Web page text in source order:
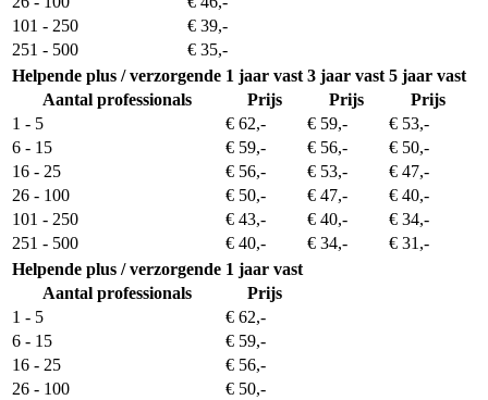
101 - 250
€ 39,-
251 - 500
€ 35,-
Helpende plus / verzorgende 1 jaar vast 3 jaar vast 5 jaar vast
Aantal professionals
Prijs Prijs
Prijs
1 - 5
€ 62,- € 59,-
€ 53,-
6 - 15
€ 59,- € 56,-
€ 50,-
16 - 25
€ 56,- € 53,-
€ 47,-
26 - 100
€ 50,- € 47,-
€ 40,-
101 - 250
€ 43,- € 40,-
€ 34,-
251 - 500
€ 40,- € 34,-
€ 31,-
Helpende plus / verzorgende 1 jaar vast
Aantal professionals
Prijs
1 - 5
€ 62,-
6 - 15
€ 59,-
16 - 25
€ 56,-
26 - 100
€ 50,-